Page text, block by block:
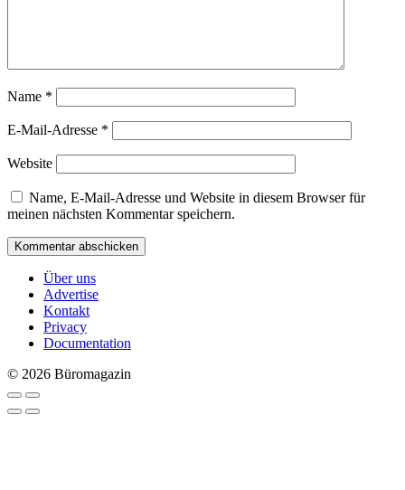
Name *
E-Mail-Adresse *
Website
Name, E-Mail-Adresse und Website in diesem Browser für
meinen nächsten Kommentar speichern.
Über uns
Advertise
Kontakt
Privacy
Documentation
© 2026 Büromagazin